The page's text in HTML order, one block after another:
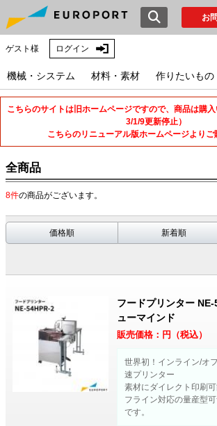
お
ゲスト様 ログイン
機械・システム 材料・素材 作りたいもの
こちらのサイトは旧ホームページですので、商品は購
3/1/9更新停止）
こちらのリニューアル版ホームページよりご
全商品
8件の商品がございます。
価格順 新着順
フードプリンター
ューマインド
販売価格： 円（税込）
世界初！インライン/オ
速プリンター
素材にダイレクト印刷
フライン対応の量産型
です。